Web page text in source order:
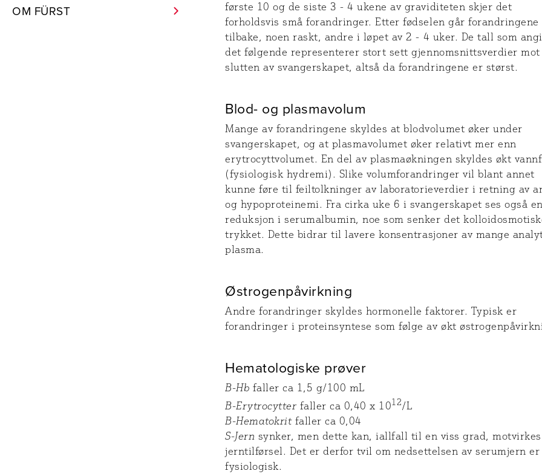
OM FÜRST
første 10 og de siste 3 - 4 ukene av graviditeten skjer det
forholdsvis små forandringer. Etter fødselen går forandringene
tilbake, noen raskt, andre i løpet av 2 - 4 uker. De tall som
det følgende representerer stort sett gjennomsnittsverdier mot
slutten av svangerskapet, altså da forandringene er størst.
Blod- og plasmavolum
Mange av forandringene skyldes at blodvolumet øker under
svangerskapet, og at plasmavolumet øker relativt mer enn
erytrocyttvolumet. En del av plasmaøkningen skyldes økt
(fysiologisk hydremi). Slike volumforandringer vil blant annet
kunne føre til feiltolkninger av laboratorieverdier i retning av
og hypoproteinemi. Fra cirka uke 6 i svangerskapet ses også en
reduksjon i serumalbumin, noe som senker det
trykket. Dette bidrar til lavere konsentrasjoner av mange
plasma.
Østrogenpåvirkning
Andre forandringer skyldes hormonelle faktorer. Typisk er
forandringer i proteinsyntese som følge av økt
Hematologiske prøver
B-Hb faller ca 1,5 g/100 mL
B-Erytrocytterfaller ca 0,40 x 1012/L
B-Hematokritfaller ca 0,04
S-Jern synker, men dette kan, iallfall til en viss grad,
jerntilførsel. Det er derfor tvil om nedsettelsen av serumjern er
fysiologisk.